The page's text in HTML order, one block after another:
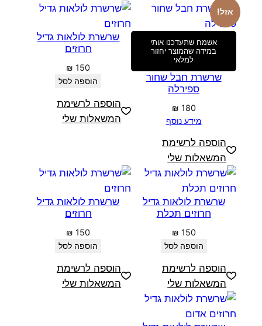
אזל!
אשמח שתעדכנו אותי
במידה שהמוצר יחזור
למלאי
שרשרת חבל שחור
ספירלה
₪ 180
מידע נוסף
הוספה לרשימת
המשאלות שלי
שרשרת לולאות גדיל
חרוזים
₪ 150
הוספה לסל
הוספה לרשימת
המשאלות שלי
שרשרת לולאות גדיל
חרוזים תכלת
₪ 150
הוספה לסל
הוספה לרשימת
המשאלות שלי
שרשרת לולאות גדיל
חרוזים
₪ 150
הוספה לסל
הוספה לרשימת
המשאלות שלי